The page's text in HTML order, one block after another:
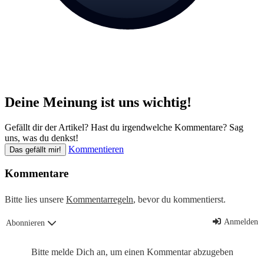
Deine Meinung ist uns wichtig!
Gefällt dir der Artikel? Hast du irgendwelche Kommentare? Sag
uns, was du denkst!
Das gefällt mir! Kommentieren
Kommentare
Bitte lies unsere Kommentarregeln, bevor du kommentierst.
Abonnieren Anmelden
Bitte melde Dich an, um einen Kommentar abzugeben